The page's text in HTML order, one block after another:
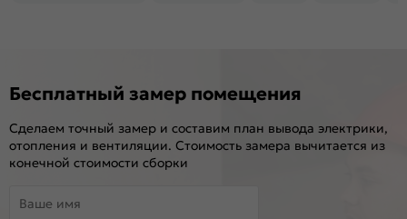
Бесплатный замер помещения
Сделаем точный замер и составим план вывода электрики,
отопления и вентиляции. Стоимость замера вычитается из
конечной стоимости сборки
Ваше имя